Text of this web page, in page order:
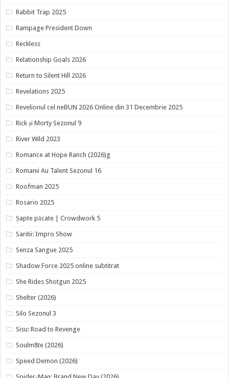
Rabbit Trap 2025
Rampage President Down
Reckless
Relationship Goals 2026
Return to Silent Hill 2026
Revelations 2025
Revelionul cel neBUN 2026 Online din 31 Decembrie 2025
Rick și Morty Sezonul 9
River Wild 2023
Romance at Hope Ranch (2026)g
Romanii Au Talent Sezonul 16
Roofman 2025
Rosario 2025
Șapte păcate | Crowdwork 5
Saritii: Impro Show
Senza Sangue 2025
Shadow Force 2025 online subtitrat
She Rides Shotgun 2025
Shelter (2026)
Silo Sezonul 3
Sisu: Road to Revenge
Soulm8te (2026)
Speed Demon (2026)